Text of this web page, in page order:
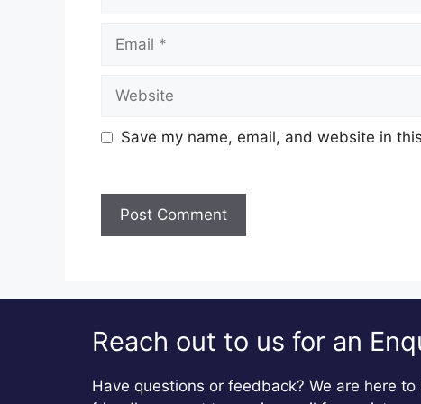
Save my name, email, and website in
Reach out to us for an
Have questions or feedback? We are here